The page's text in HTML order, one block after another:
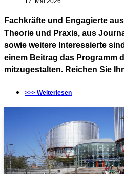
Fachkräfte und Engagierte
Theorie und Praxis, aus
sowie weitere Interessierte
einem Beitrag das Programm
mitzugestalten. Reichen Sie
>>> Weiterlesen